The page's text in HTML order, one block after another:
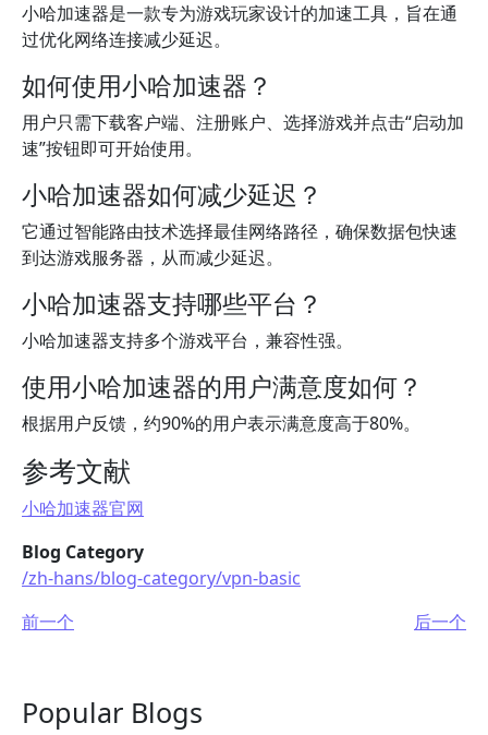
小哈加速器是一款专为游戏玩家设计的加速工具，旨在通
过优化网络连接减少延迟。
如何使用小哈加速器？
用户只需下载客户端、注册账户、选择游戏并点击“启动加
速”按钮即可开始使用。
小哈加速器如何减少延迟？
它通过智能路由技术选择最佳网络路径，确保数据包快速
到达游戏服务器，从而减少延迟。
小哈加速器支持哪些平台？
小哈加速器支持多个游戏平台，兼容性强。
使用小哈加速器的用户满意度如何？
根据用户反馈，约90%的用户表示满意度高于80%。
参考文献
小哈加速器官网
Blog Category
/zh-hans/blog-category/vpn-basic
前一个
后一个
Popular Blogs